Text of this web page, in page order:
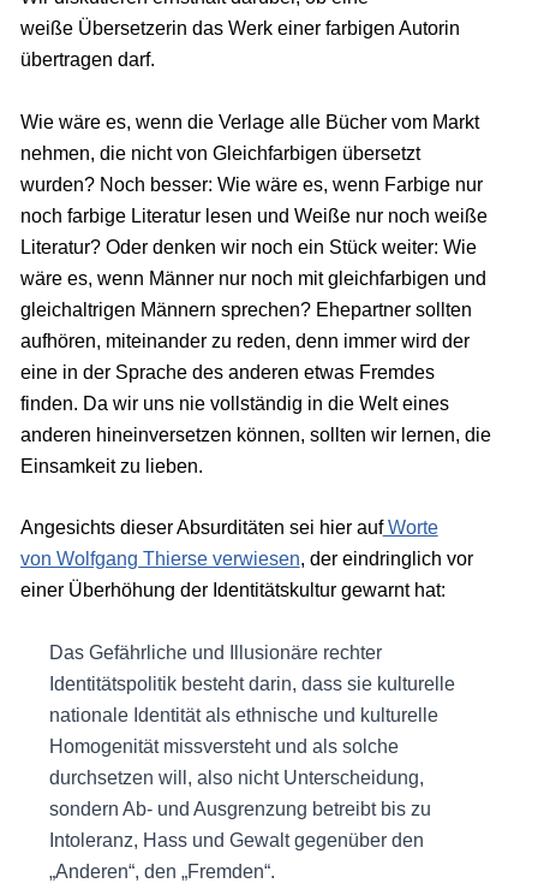
weiße Übersetzerin das Werk einer farbigen Autorin
übertragen darf.
Wie wäre es, wenn die Verlage alle Bücher vom Markt
nehmen, die nicht von Gleichfarbigen übersetzt
wurden? Noch besser: Wie wäre es, wenn Farbige nur
noch farbige Literatur lesen und Weiße nur noch weiße
Literatur? Oder denken wir noch ein Stück weiter: Wie
wäre es, wenn Männer nur noch mit gleichfarbigen und
gleichaltrigen Männern sprechen? Ehepartner sollten
aufhören, miteinander zu reden, denn immer wird der
eine in der Sprache des anderen etwas Fremdes
finden. Da wir uns nie vollständig in die Welt eines
anderen hineinversetzen können, sollten wir lernen, die
Einsamkeit zu lieben.
Angesichts dieser Absurditäten sei hier aufWorte
von Wolfgang Thierse verwiesen, der eindringlich vor
einer Überhöhung der Identitätskultur gewarnt hat:
Das Gefährliche und Illusionäre rechter
Identitätspolitik besteht darin, dass sie kulturelle
nationale Identität als ethnische und kulturelle
Homogenität missversteht und als solche
durchsetzen will, also nicht Unterscheidung,
sondern Ab- und Ausgrenzung betreibt bis zu
Intoleranz, Hass und Gewalt gegenüber den
„Anderen“, den „Fremden“.